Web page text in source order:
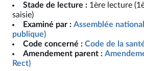
Stade de lecture : 1ère lecture
saisie)
Examiné par : Assemblée
publique)
Code concerné : Code de la
Amendement parent :
Rect)